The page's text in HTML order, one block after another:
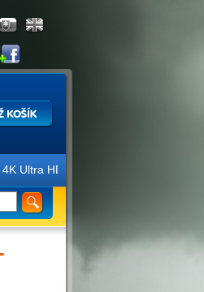
HD + Blu-ray 3D/2D. Edice